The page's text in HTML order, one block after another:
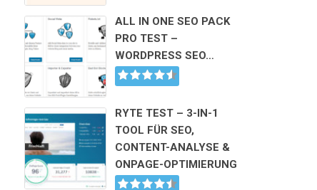
ALL IN ONE SEO PACK
PRO TEST –
WORDPRESS SEO…
RYTE TEST – 3-IN-1
TOOL FÜR SEO,
CONTENT-ANALYSE &
ONPAGE-OPTIMIERUNG